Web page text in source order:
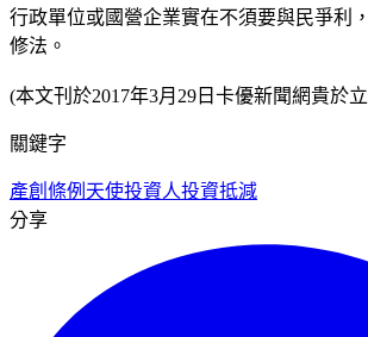
行政單位或國營企業實在不須要與民爭利
修法。
(本文刊於2017年3月29日卡優新聞網貴於
關鍵字
產創條例 天使投資人投資抵減
分享